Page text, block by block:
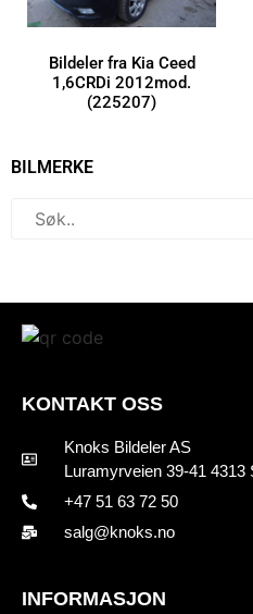
BILMERKE
Bildeler fra Kia Ceed
1,6CRDi 2012mod.
(225207)
KONTAKT OSS
Knoks Bildeler AS
Luramyrveien 39-41 4313
+47 51 63 72 50
salg@knoks.no
INFORMASJON